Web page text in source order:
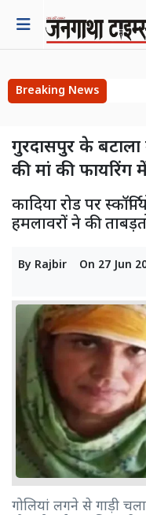
Breaking News
गुरदासपुर के
की मां की फायरिंग
कादिया रोड पर
हमलावरों ने की
By Rajbir On 27 Jun
गोलियां लगने से गाड़ी